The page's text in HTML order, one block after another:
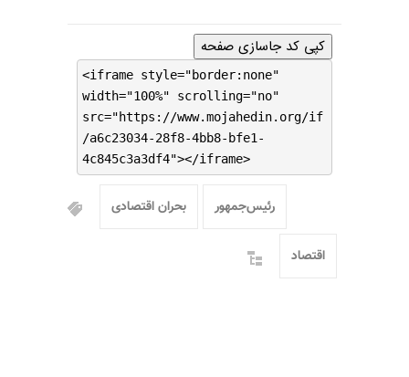
کپی کد جاسازی صفحه
<iframe style="border:none"
width="100%" scrolling="no"
src="https://www.mojahedin.org/if
/a6c23034-28f8-4bb8-bfe1-
4c845c3a3df4"></iframe>
رئیس‌جمهور بحران اقتصادی
اقتصاد